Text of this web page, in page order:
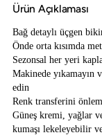
Ürün Açıklaması
Bağ detaylı üçgen
Önde orta kısımda
Sezonsal her yeri
Makinede yıkamayın
edin
Renk transferini
Güneş kremi, yağlar
kumaşı lekeleyebilir